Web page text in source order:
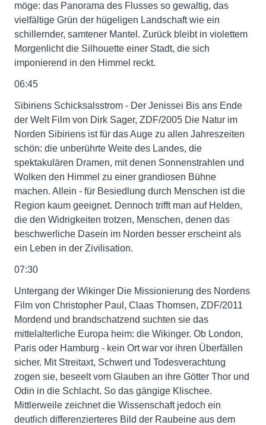
möge: das Panorama des Flusses so gewaltig, das
vielfältige Grün der hügeligen Landschaft wie ein
schillernder, samtener Mantel. Zurück bleibt in violettem
Morgenlicht die Silhouette einer Stadt, die sich
imponierend in den Himmel reckt.
06:45
Sibiriens Schicksalsstrom - Der Jenissei Bis ans Ende
der Welt Film von Dirk Sager, ZDF/2005 Die Natur im
Norden Sibiriens ist für das Auge zu allen Jahreszeiten
schön: die unberührte Weite des Landes, die
spektakulären Dramen, mit denen Sonnenstrahlen und
Wolken den Himmel zu einer grandiosen Bühne
machen. Allein - für Besiedlung durch Menschen ist die
Region kaum geeignet. Dennoch trifft man auf Helden,
die den Widrigkeiten trotzen, Menschen, denen das
beschwerliche Dasein im Norden besser erscheint als
ein Leben in der Zivilisation.
07:30
Untergang der Wikinger Die Missionierung des Nordens
Film von Christopher Paul, Claas Thomsen, ZDF/2011
Mordend und brandschatzend suchten sie das
mittelalterliche Europa heim: die Wikinger. Ob London,
Paris oder Hamburg - kein Ort war vor ihren Überfällen
sicher. Mit Streitaxt, Schwert und Todesverachtung
zogen sie, beseelt vom Glauben an ihre Götter Thor und
Odin in die Schlacht. So das gängige Klischee.
Mittlerweile zeichnet die Wissenschaft jedoch ein
deutlich differenzierteres Bild der Raubeine aus dem